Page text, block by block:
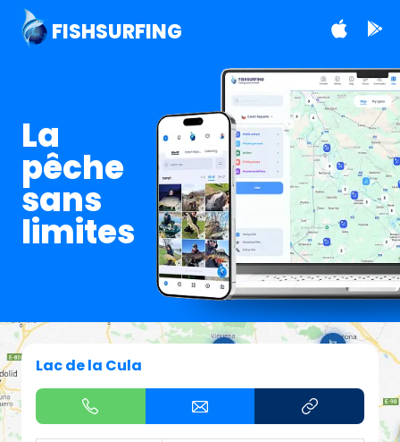
FISHSURFING
La
pêche
sans
limites
Lac de la Cula